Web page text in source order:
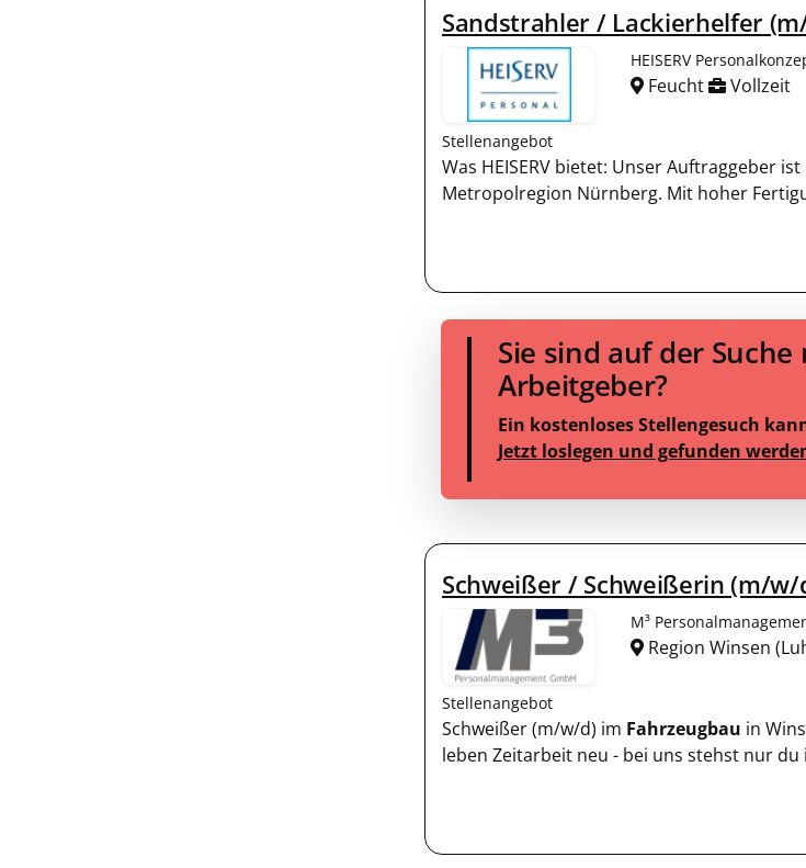
Sandstrahler / Lackierhelfer
HEISERV
Feucht Vollzeit
Stellenangebot
Was HEISERV bietet: Unser Auftraggeber
Metropolregion Nürnberg. Mit hoher
Sie sind auf der
Arbeitgeber?
Ein kostenloses Stellengesuch
Jetzt loslegen und gefunden
Schweißer / Schweißerin (m/
M³
Region Winsen
Stellenangebot
Schweißer (m/w/d) im Fahrzeugbau in
leben Zeitarbeit neu - bei uns stehst nur